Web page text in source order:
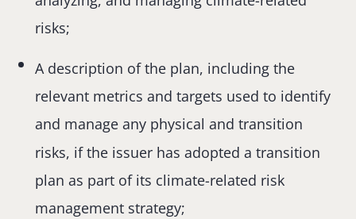
risks;
A description of the plan, including the
relevant metrics and targets used to identify
and manage any physical and transition
risks, if the issuer has adopted a transition
plan as part of its climate-related risk
management strategy;